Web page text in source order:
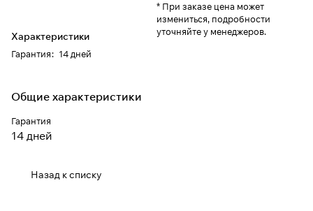
Характеристики
Гарантия: 14 дней
* При заказе цена может
измениться, подробности
уточняйте у менеджеров.
Общие характеристики
Гарантия
14 дней
Назад к списку